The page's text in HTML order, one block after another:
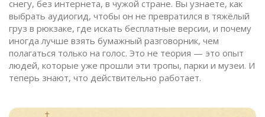
снегу, без интернета, в чужой стране. Вы узнаете, как
выбрать аудиогид, чтобы он не превратился в тяжёлый
груз в рюкзаке, где искать бесплатные версии, и почему
иногда лучше взять бумажный разговорник, чем
полагаться только на голос. Это не теория — это опыт
людей, которые уже прошли эти тропы, парки и музеи. И
теперь знают, что действительно работает.